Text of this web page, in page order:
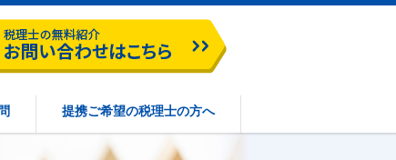
提携ご希望の税理士の方へ